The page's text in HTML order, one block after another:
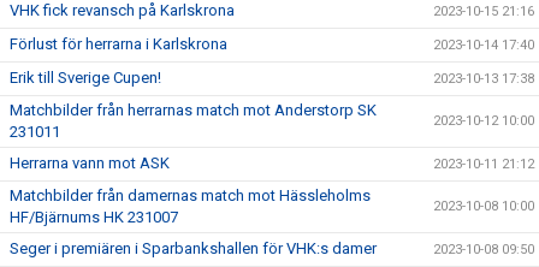
VHK fick revansch på Karlskrona 2023-10-15 21:16
Förlust för herrarna i Karlskrona 2023-10-14 17:40
Erik till Sverige Cupen! 2023-10-13 17:38
Matchbilder från herrarnas match mot Anderstorp SK
231011
2023-10-12 10:00
Herrarna vann mot ASK 2023-10-11 21:12
Matchbilder från damernas match mot Hässleholms
HF/Bjärnums HK 231007
2023-10-08 10:00
Seger i premiären i Sparbankshallen för VHK:s damer 2023-10-08 09:50